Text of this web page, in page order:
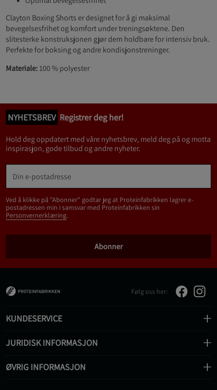
Clayton Boxing Shorts er designet for å gi maksimal
bevegelsesfrihet og komfort under treningsøktene. Den
slitesterke konstruksjonen gjør dem holdbare for intensiv bruk.
Perfekte for boksing og andre kondisjonstreninger.
Materiale:100 % polyester
NYHETSBREV Registrer deg her!
Hold deg oppdatert med våre nyhetsbrev, meld deg på og motta
inspirasjon, gode tilbud og andre nyheter.
Ved å klikke på "Abonner" godtar jeg at Proteinfabrikken lagrer e-
postadressen min i samsvar med Proteinfabrikken sin
Personvernerklæring.
Abonner
Følg oss her:
KUNDESERVICE
JURIDISK INFORMASJON
ØVRIG INFORMASJON